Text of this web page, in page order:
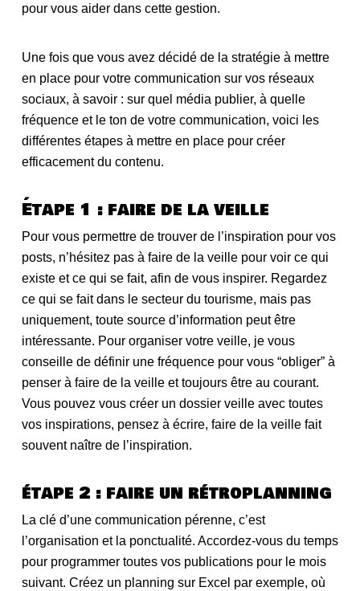
pour vous aider dans cette gestion.
Une fois que vous avez décidé de la stratégie à mettre
en place pour votre communication sur vos réseaux
sociaux, à savoir : sur quel média publier, à quelle
fréquence et le ton de votre communication, voici les
différentes étapes à mettre en place pour créer
efficacement du contenu.
Étape 1 : faire de la veille
Pour vous permettre de trouver de l’inspiration pour vos
posts, n’hésitez pas à faire de la veille pour voir ce qui
existe et ce qui se fait, afin de vous inspirer. Regardez
ce qui se fait dans le secteur du tourisme, mais pas
uniquement, toute source d’information peut être
intéressante. Pour organiser votre veille, je vous
conseille de définir une fréquence pour vous “obliger” à
penser à faire de la veille et toujours être au courant.
Vous pouvez vous créer un dossier veille avec toutes
vos inspirations, pensez à écrire, faire de la veille fait
souvent naître de l’inspiration.
étape 2 : faire un rétroplanning
La clé d’une communication pérenne, c’est
l’organisation et la ponctualité. Accordez-vous du temps
pour programmer toutes vos publications pour le mois
suivant. Créez un planning sur Excel par exemple, où